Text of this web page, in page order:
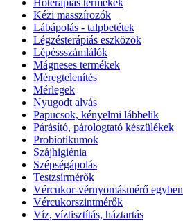
Kézi masszírozók
Lábápolás - talpbetétek
Légzésterápiás eszközök
Lépéssszámlálók
Mágneses termékek
Méregtelenítés
Mérlegek
Nyugodt alvás
Papucsok, kényelmi lábbelik
Párásító, párologtató készülékek
Probiotikumok
Szájhigiénia
Szépségápolás
Testzsírmérők
Vércukor-vérnyomásmérő egyben
Vércukorszintmérők
Víz, víztisztítás, háztartás